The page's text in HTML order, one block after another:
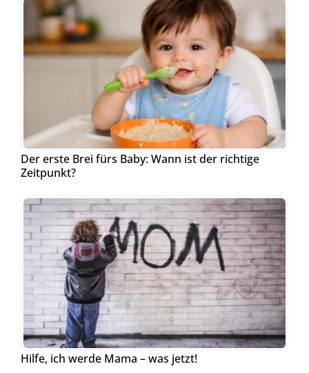
Der erste Brei fürs Baby: Wann ist der richtige
Zeitpunkt?
Hilfe, ich werde Mama – was jetzt!